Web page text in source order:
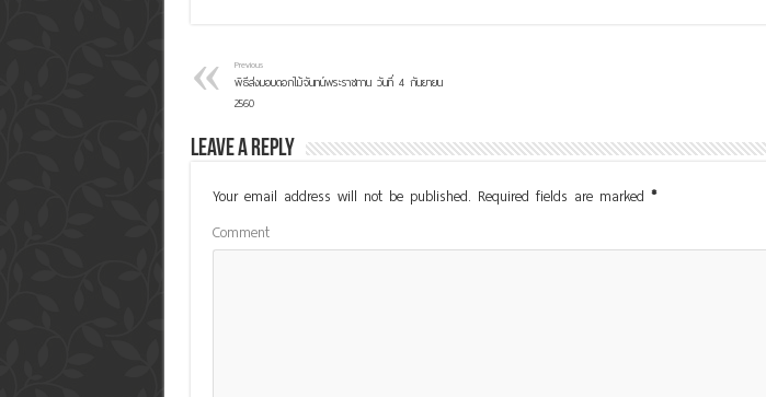
Previous
พิธีส่งมอบดอกไม้จันทน์พระราชทาน วันที่ 4 กันยายน
2560
Leave a Reply
Your email address will not be published. Required fields are marked *
Comment